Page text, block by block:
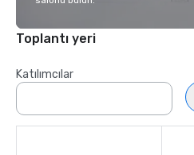
Toplantı yeri
Katılımcılar